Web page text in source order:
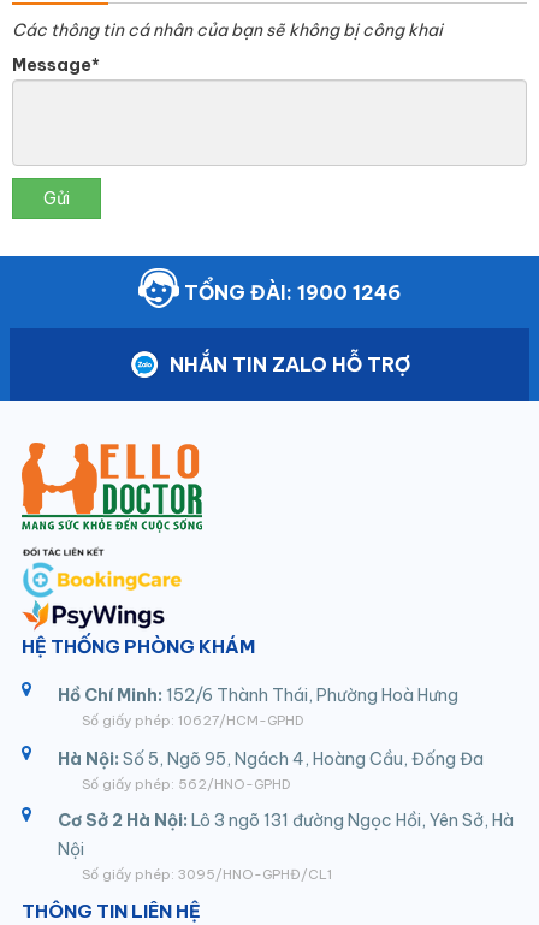
Các thông tin cá nhân của bạn sẽ không bị công khai
Message*
Gửi
TỔNG ĐÀI: 1900 1246
NHẮN TIN ZALO HỖ TRỢ
HỆ THỐNG PHÒNG KHÁM
Hồ Chí Minh: 152/6 Thành Thái, Phường Hoà Hưng
Số giấy phép: 10627/HCM-GPHD
Hà Nội: Số 5, Ngõ 95, Ngách 4, Hoàng Cầu, Đống Đa
Số giấy phép: 562/HNO-GPHD
Cơ Sở 2 Hà Nội: Lô 3 ngõ 131 đường Ngọc Hồi, Yên Sở, Hà
Nội
Số giấy phép: 3095/HNO-GPHĐ/CL1
THÔNG TIN LIÊN HỆ